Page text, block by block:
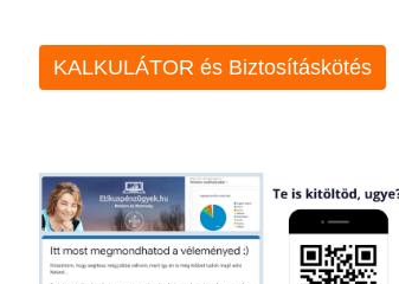
KALKULÁTOR és Biztosításkötés